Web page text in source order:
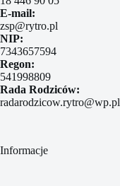
E-mail:
zsp@rytro.pl
NIP:
7343657594
Regon:
541998809
Rada Rodziców:
radarodzicow.rytro@wp.pl
Informacje